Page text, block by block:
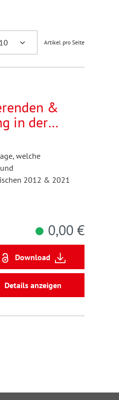
Artikel pro Seite
&
in der
welche
2012 & 2021
0,00 €
Download
Details anzeigen